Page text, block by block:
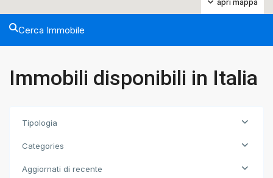
apri mappa
Cerca Immobile
Immobili disponibili in Italia
Tipologia
Categories
Aggiornati di recente
Capriano